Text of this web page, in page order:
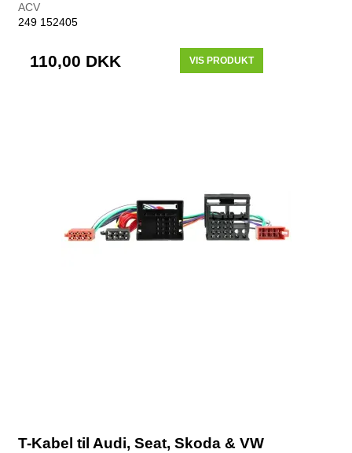
ACV
249 152405
110,00 DKK VIS PRODUKT
T-Kabel til Audi, Seat, Skoda & VW